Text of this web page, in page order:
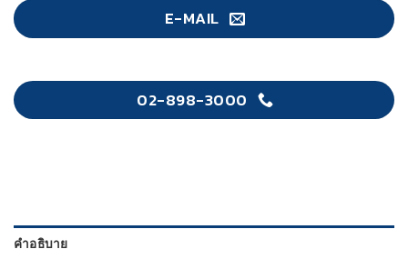
E-MAIL
02-898-3000
คำอธิบาย